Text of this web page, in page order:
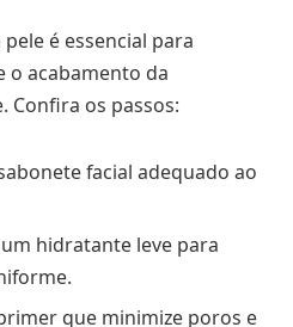
é essencial para
o acabamento da
Confira os passos:
facial adequado ao
hidratante leve para
que minimize poros e